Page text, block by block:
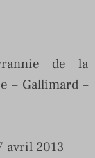
de la
– Gallimard –
avril 2013